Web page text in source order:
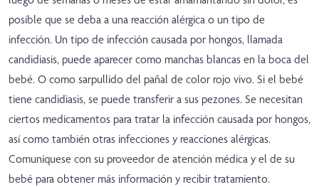
posible que se deba a una reacción alérgica o un tipo de
infección. Un tipo de infección causada por hongos, llamada
candidiasis, puede aparecer como manchas blancas en la boca del
bebé. O como sarpullido del pañal de color rojo vivo. Si el bebé
tiene candidiasis, se puede transferir a sus pezones. Se necesitan
ciertos medicamentos para tratar la infección causada por hongos,
así como también otras infecciones y reacciones alérgicas.
Comuníquese con su proveedor de atención médica y el de su
bebé para obtener más información y recibir tratamiento.